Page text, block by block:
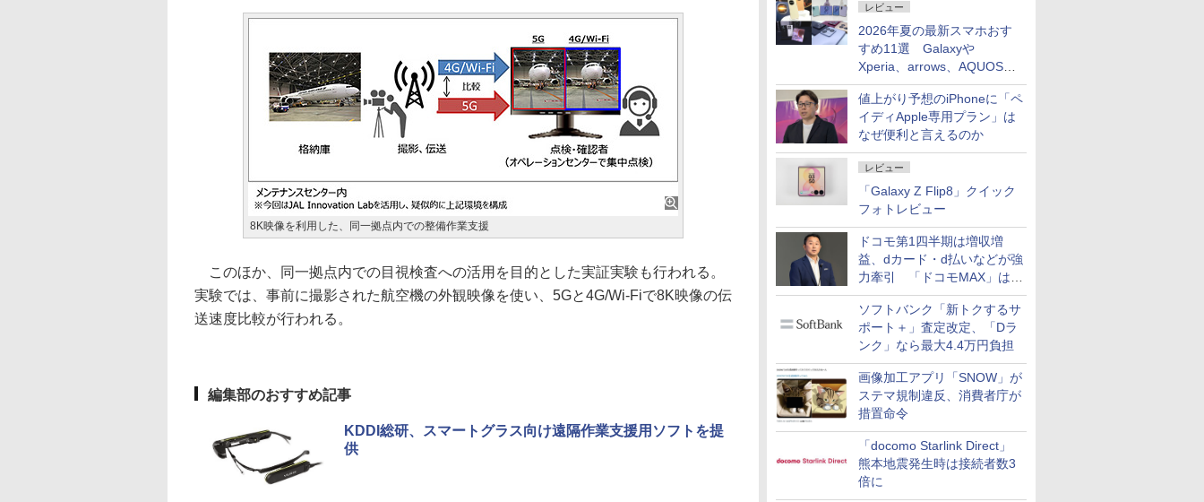
レビュー
2026年夏の最新スマホおす
すめ11選 Galaxyや
Xperia、arrows、AQUOSな
ど注目機種の特徴は
値上がり予想のiPhoneに「ペ
イディApple専用プラン」は
なぜ便利と言えるのか
レビュー
「Galaxy Z Flip8」クイック
フォトレビュー
ドコモ第1四半期は増収増
益、dカード・d払いなどが強
力牽引 「ドコモMAX」は
400万契約突破
ソフトバンク「新トクするサ
ポート＋」査定改定、「Dラ
ンク」なら最大4.4万円負担
画像加工アプリ「SNOW」が
ステマ規制違反、消費者庁が
措置命令
「docomo Starlink Direct」
熊本地震発生時は接続者数3
倍に
8K映像を利用した、同一拠点内での整備作業支援
このほか、同一拠点内での目視検査への活用を目的とした実証実験も行われる。
実験では、事前に撮影された航空機の外観映像を使い、5Gと4G/Wi-Fiで8K映像の伝
送速度比較が行われる。
編集部のおすすめ記事
KDDI総研、スマートグラス向け遠隔作業支援用ソフトを提
供